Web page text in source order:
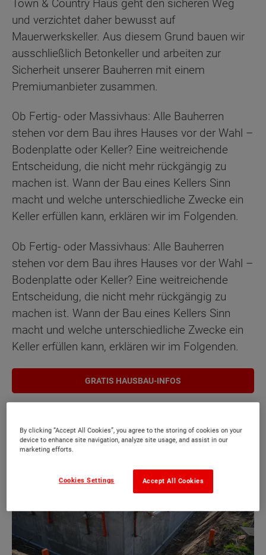
Town & Country Haus geht den sicheren Weg
und verzichtet daher bewusst auf
Mauerwerkskeller. Aus diesem Grund bauen wir
ausschließlich Betonkeller und arbeiten zur
Sicherheit unserer Bauherren mit einem
Premiumanbieter zusammen.
Ob Fertig- oder Massivhaus: Alle Bauherren
stehen vor dem Bau ihres Hauses vor der Wahl –
Bodenplatte oder Keller? Eine weitreichende
Entscheidung, die nicht mehr rückgängig zu
machen ist. Wann der Bau eines Kellers Sinn
macht und welche unterschiedliche Zwecke ein
Keller erfüllen kann, erklären wir im Folgenden.
Ob Fertig- oder Massivhaus: Alle Bauherren
stehen vor dem Bau ihres Hauses vor der Wahl –
Bodenplatte oder Keller? Eine weitreichende
Entscheidung, die nicht mehr rückgängig zu
machen ist. Wann der Bau eines Kellers Sinn
macht und welche unterschiedliche Zwecke ein
Keller erfüllen kann, erklären wir im Folgenden.
GRATIS HAUSBAU-INFOS
By clicking “Accept All Cookies”, you agree to the storing of cookies on your
device to enhance site navigation, analyze site usage, and assist in our
marketing efforts.
Accept All Cookies
Cookies Settings